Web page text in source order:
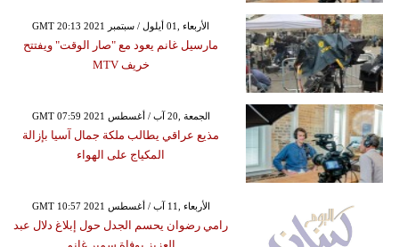
GMT 20:13 2021 الأربعاء ,01 أيلول / سبتمبر
مارسيل غانم يعود مع "صار الوقت" ويفتتح
خريف MTV
GMT 07:59 2021 الجمعة ,20 آب / أغسطس
مذيع عراقي يطالب ملكة جمال آسيا بإزالة
المكياج على الهواء
GMT 10:57 2021 الأربعاء ,11 آب / أغسطس
رامي رضوان يحسم الجدل حول إبلاغ دلال عبد